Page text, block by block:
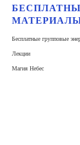
Бесплатные групповые
Лекции
Магия Небес